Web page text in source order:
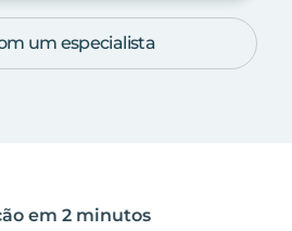
um especialista
em 2 minutos